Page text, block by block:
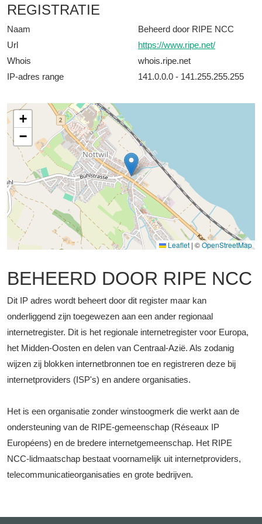
REGISTRATIE
Naam
Beheerd door RIPE NCC
Url
https://www.ripe.net/
Whois
whois.ripe.net
IP-adres range
141.0.0.0 - 141.255.255.255
+
−
Leaflet | ©OpenStreetMap
BEHEERD DOOR RIPE NCC
Dit IP adres wordt beheert door dit register maar kan
onderliggend zijn toegewezen aan een ander regionaal
internetregister. Dit is het regionale internetregister voor Europa,
het Midden-Oosten en delen van Centraal-Azië. Als zodanig
wijzen zij blokken internetbronnen toe en registreren deze bij
internetproviders (ISP's) en andere organisaties.
Het is een organisatie zonder winstoogmerk die werkt aan de
ondersteuning van de RIPE-gemeenschap (Réseaux IP
Européens) en de bredere internetgemeenschap. Het RIPE
NCC-lidmaatschap bestaat voornamelijk uit internetproviders,
telecommunicatieorganisaties en grote bedrijven.